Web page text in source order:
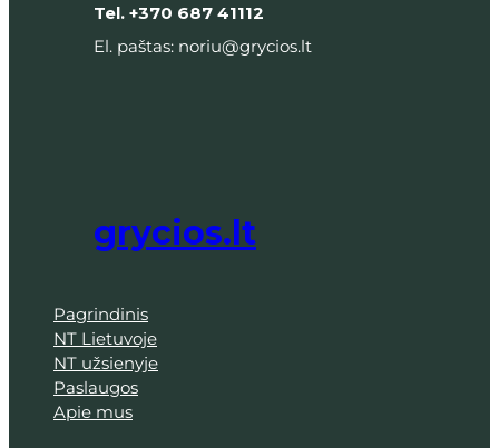
Tel. +370 687 41112
El. paštas: noriu@grycios.lt
grycios.lt
Pagrindinis
NT Lietuvoje
NT užsienyje
Paslaugos
Apie mus